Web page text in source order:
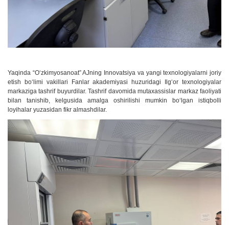
Yaqinda “Oʻzkimyosanoat” AJning Innovatsiya va yangi texnologiyalarni joriy
etish boʻlimi vakillari Fanlar akademiyasi huzuridagi Ilgʻor texnologiyalar
markaziga tashrif buyurdilar. Tashrif davomida mutaxassislar markaz faoliyati
bilan tanishib, kelgusida amalga oshirilishi mumkin boʻlgan istiqbolli
loyihalar yuzasidan fikr almashdilar.